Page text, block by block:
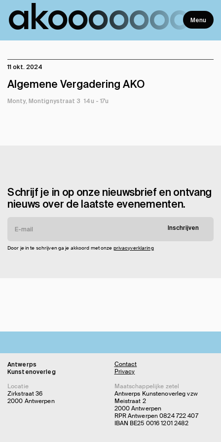
ako Menu
11 okt. 2024
Algemene Vergadering AKO
Monty, Montignystraat 3 14u - 17u
Schrijf je in op onze nieuwsbrief en ontvang
nieuws over de laatste evenementen.
Inschrijven
Door je in te schrijven ga je akkoord met onze privacyverklaring
Antwerps
Kunstenoverleg
Contact
Privacy
Locatie
Zirkstraat 36
2000 Antwerpen
Maatschappelijke zetel
Antwerps Kunstenoverleg vzw
Meistraat 2
2000 Antwerpen
RPR Antwerpen 0824 722 407
IBAN BE25 0016 1201 2482